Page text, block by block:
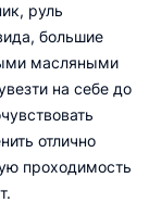
руль
большие
масляными
на себе до
отлично
проходимость